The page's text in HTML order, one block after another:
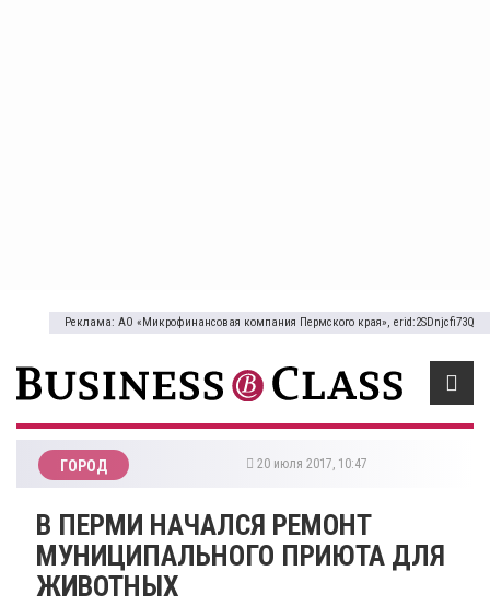
Реклама: АО «Микрофинансовая компания Пермского края», erid:2SDnjcfi73Q
ГОРОД 20 июля 2017, 10:47
В ПЕРМИ НАЧАЛСЯ РЕМОНТ
МУНИЦИПАЛЬНОГО ПРИЮТА ДЛЯ
ЖИВОТНЫХ